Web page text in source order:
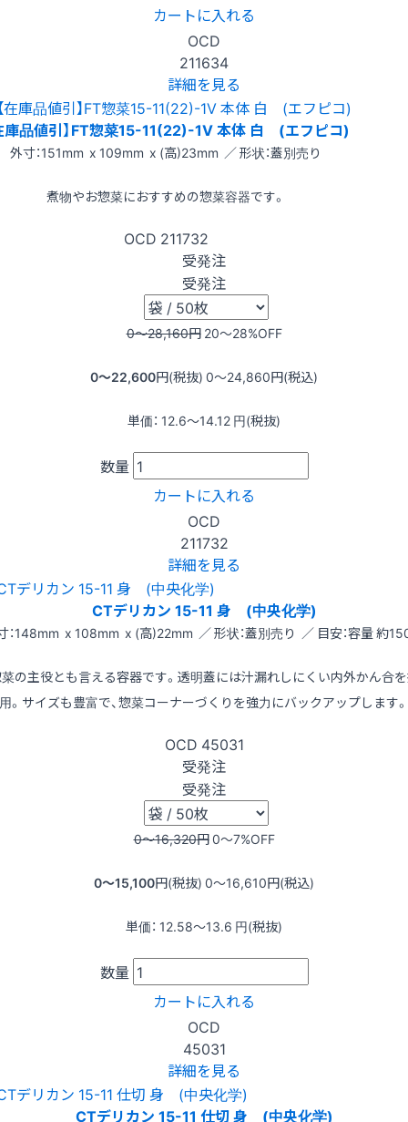
カートに入れる
OCD
211634
詳細を見る
庫品値引】FT惣菜15-11(22)-1V 本体 白 (エフピコ)
外寸：151mm x 109mm x (高)23mm ／ 形状：蓋別売り
煮物やお惣菜におすすめの惣菜容器です。
OCD 211732
受発注
受発注
0〜28,160円 20〜28%OFF
0〜22,600円(税抜) 0〜24,860円(税込)
単価： 12.6〜14.12 円(税抜)
数量
カートに入れる
OCD
211732
詳細を見る
CTデリカン 15-11 身 (中央化学)
：148mm x 108mm x (高)22mm ／ 形状：蓋別売り ／ 目安：容量 約
の主役とも言える容器です。透明蓋には汁漏れしにくい内外かん合
用。サイズも豊富で、惣菜コーナーづくりを強力にバックアップします。
OCD 45031
受発注
受発注
0〜16,320円0〜7%OFF
0〜15,100円(税抜) 0〜16,610円(税込)
単価： 12.58〜13.6 円(税抜)
数量
カートに入れる
OCD
45031
詳細を見る
CTデリカン 15-11 仕切 身 (中央化学)